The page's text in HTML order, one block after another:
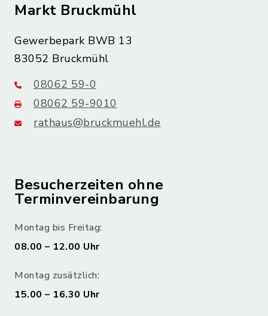
Markt Bruckmühl
Gewerbepark BWB 13
83052 Bruckmühl
08062 59-0
08062 59-9010
rathaus@bruckmuehl.de
Besucherzeiten ohne
Terminvereinbarung
Montag bis Freitag:
08.00 – 12.00 Uhr
Montag zusätzlich:
15.00 – 16.30 Uhr